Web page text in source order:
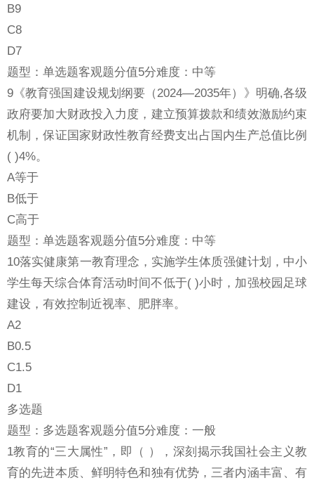
B9
C8
D7
题型：单选题客观题分值5分难度：中等
9《教育强国建设规划纲要（2024—2035年）》明确,各级
政府要加大财政投入力度，建立预算拨款和绩效激励约束
机制，保证国家财政性教育经费支出占国内生产总值比例
( )4%。
A等于
B低于
C高于
题型：单选题客观题分值5分难度：中等
10落实健康第一教育理念，实施学生体质强健计划，中小
学生每天综合体育活动时间不低于( )小时，加强校园足球
建设，有效控制近视率、肥胖率。
A2
B0.5
C1.5
D1
多选题
题型：多选题客观题分值5分难度：一般
1教育的“三大属性”，即（ ），深刻揭示我国社会主义教
育的先进本质、鲜明特色和独有优势，三者内涵丰富、有